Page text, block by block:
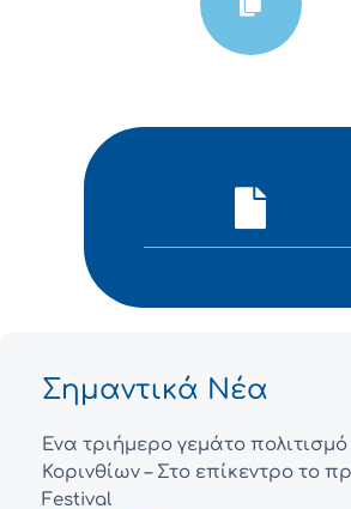
Σημαντικά Νέα
Ένα τριήμερο γεμάτο
Κορινθίων – Στο επίκεντρο το
Festival